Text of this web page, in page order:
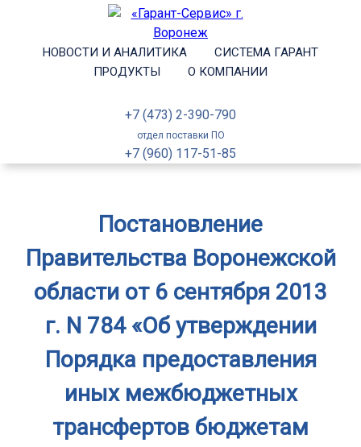
НОВОСТИ И АНАЛИТИКА
СИСТЕМА ГАРАНТ
ПРОДУКТЫ
О КОМПАНИИ
+7 (473) 2-390-790
отдел поставки ПО
+7 (960) 117-51-85
Постановление
Правительства Воронежской
области от 6 сентября 2013
г. N 784 «Об утверждении
Порядка предоставления
иных межбюджетных
трансфертов бюджетам